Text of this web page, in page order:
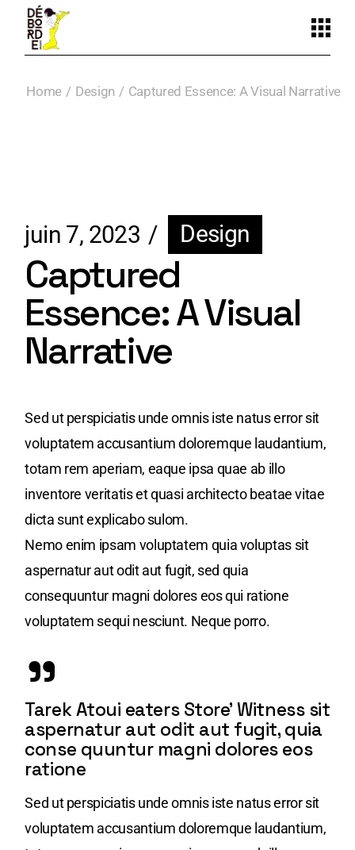
Home Design Captured Essence: A Visual Narrative
juin 7, 2023 Design
Captured
Essence: A Visual
Narrative
Sed ut perspiciatis unde omnis iste natus error sit
voluptatem accusantium doloremque laudantium,
totam rem aperiam, eaque ipsa quae ab illo
inventore veritatis et quasi architecto beatae vitae
dicta sunt explicabo sulom.
Nemo enim ipsam voluptatem quia voluptas sit
aspernatur aut odit aut fugit, sed quia
consequuntur magni dolores eos qui ratione
voluptatem sequi nesciunt. Neque porro.
Tarek Atoui eaters Store’ Witness sit
aspernatur aut odit aut fugit, quia
conse quuntur magni dolores eos
ratione
Sed ut perspiciatis unde omnis iste natus error sit
voluptatem accusantium doloremque laudantium,